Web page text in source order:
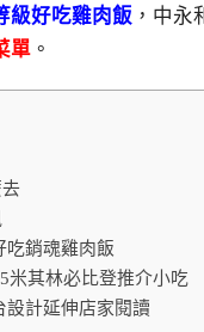
級好吃雞肉飯 ，中永
單 。
去
吃銷魂雞肉飯
米其林必比登推介小吃
設計延伸店家閱讀